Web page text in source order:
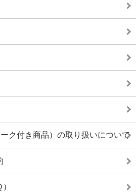
ク付き商品）の取り扱いについて